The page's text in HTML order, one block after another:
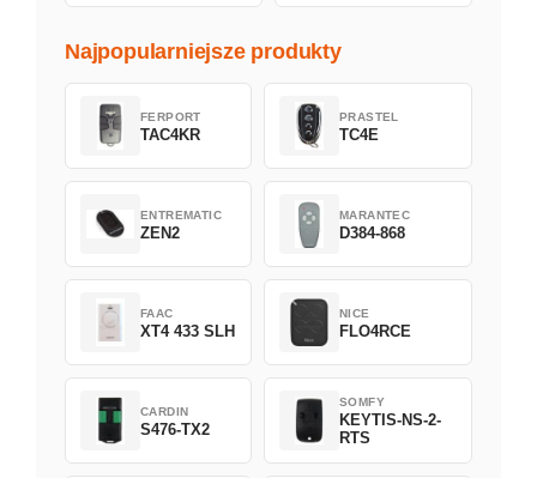
Najpopularniejsze produkty
FERPORT
TAC4KR
PRASTEL
TC4E
ENTREMATIC
ZEN2
MARANTEC
D384-868
FAAC
XT4 433 SLH
NICE
FLO4RCE
CARDIN
S476-TX2
SOMFY
KEYTIS-NS-2-
RTS